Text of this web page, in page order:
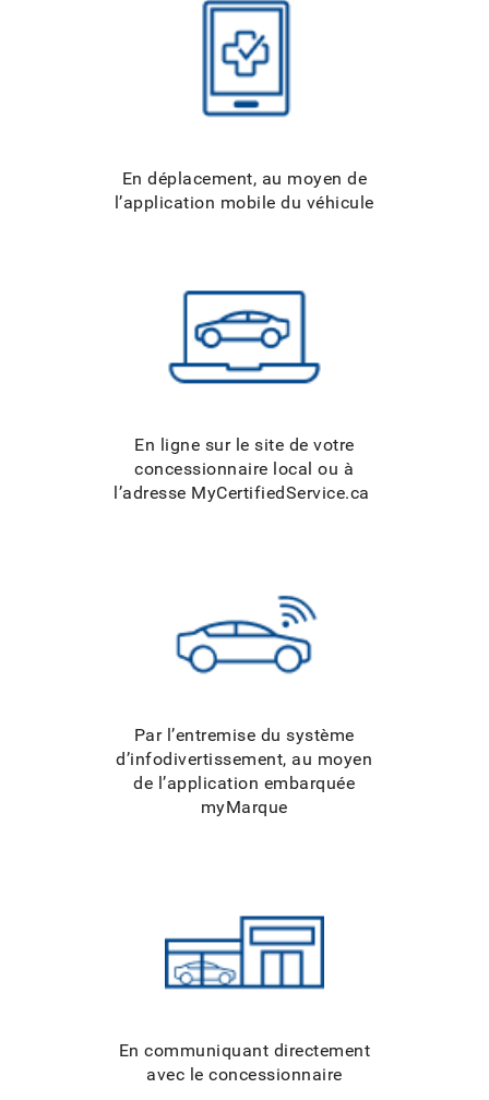
En déplacement, au moyen de
l’application mobile du véhicule
En ligne sur le site de votre
concessionnaire local ou à
l’adresse MyCertifiedService.ca
Par l’entremise du système
d’infodivertissement, au moyen
de l’application embarquée
myMarque
En communiquant directement
avec le concessionnaire